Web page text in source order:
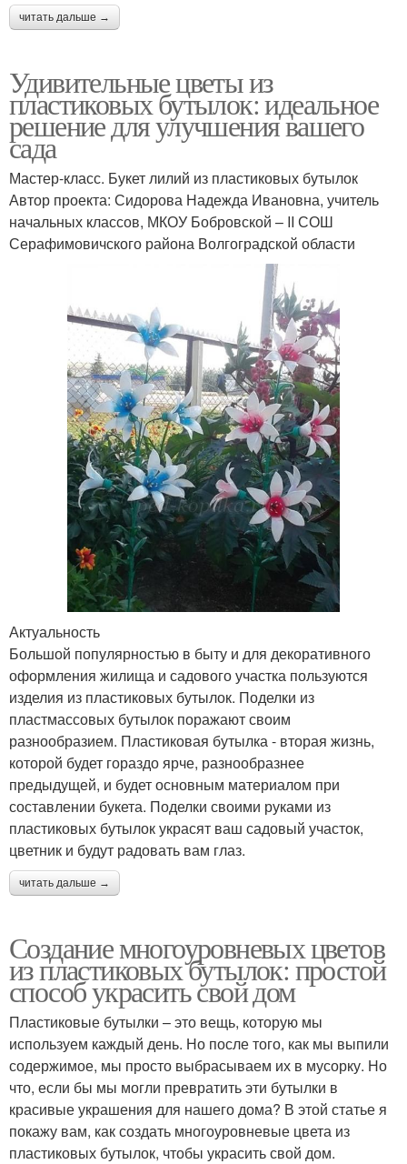
читать дальше →
Удивительные цветы из
пластиковых бутылок: идеальное
решение для улучшения вашего
сада
Мастер-класс. Букет лилий из пластиковых бутылок
Автор проекта: Сидорова Надежда Ивановна, учитель
начальных классов, МКОУ Бобровской – ΙΙ СОШ
Серафимовичского района Волгоградской области
Актуальность
Большой популярностью в быту и для декоративного
оформления жилища и садового участка пользуются
изделия из пластиковых бутылок. Поделки из
пластмассовых бутылок поражают своим
разнообразием. Пластиковая бутылка - вторая жизнь,
которой будет гораздо ярче, разнообразнее
предыдущей, и будет основным материалом при
составлении букета. Поделки своими руками из
пластиковых бутылок украсят ваш садовый участок,
цветник и будут радовать вам глаз.
читать дальше →
Создание многоуровневых цветов
из пластиковых бутылок: простой
способ украсить свой дом
Пластиковые бутылки – это вещь, которую мы
используем каждый день. Но после того, как мы выпили
содержимое, мы просто выбрасываем их в мусорку. Но
что, если бы мы могли превратить эти бутылки в
красивые украшения для нашего дома? В этой статье я
покажу вам, как создать многоуровневые цвета из
пластиковых бутылок, чтобы украсить свой дом.